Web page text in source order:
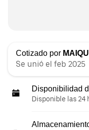
Cotizado por
Se unió el feb 2025
Disponibilidad
Disponible las 24